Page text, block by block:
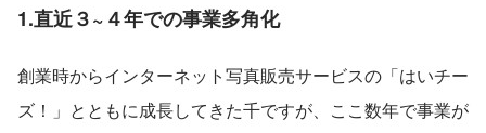
1.直近３~４年での事業多角化
創業時からインターネット写真販売サービスの「はいチー
ズ！」とともに成長してきた千ですが、ここ数年で事業が